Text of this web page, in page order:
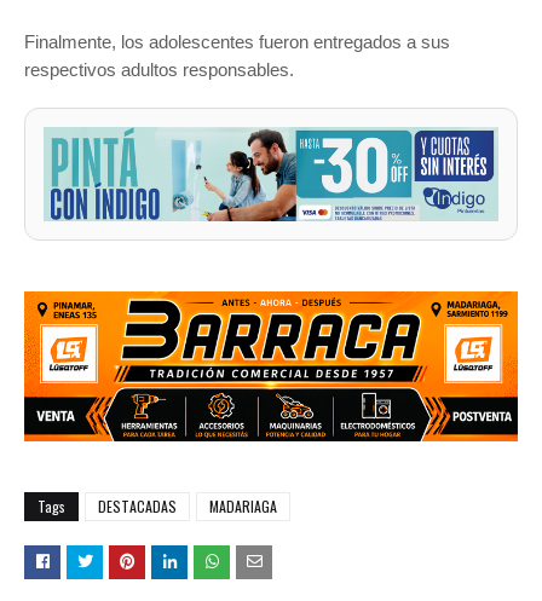
Finalmente, los adolescentes fueron entregados a sus
respectivos adultos responsables.
Tags DESTACADAS MADARIAGA